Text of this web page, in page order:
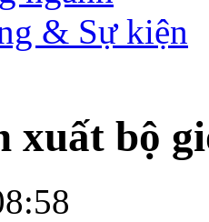
& Sự kiện
xuất bộ